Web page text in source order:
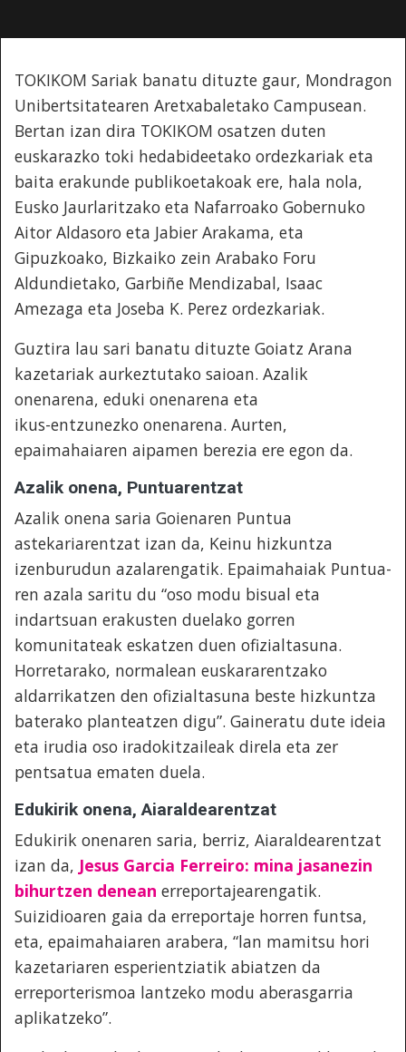
TOKIKOM Sariak banatu dituzte gaur, Mondragon
Unibertsitatearen Aretxabaletako Campusean.
Bertan izan dira TOKIKOM osatzen duten
euskarazko toki hedabideetako ordezkariak eta
baita erakunde publikoetakoak ere, hala nola,
Eusko Jaurlaritzako eta Nafarroako Gobernuko
Aitor Aldasoro eta Jabier Arakama, eta
Gipuzkoako, Bizkaiko zein Arabako Foru
Aldundietako, Garbiñe Mendizabal, Isaac
Amezaga eta Joseba K. Perez ordezkariak.
Guztira lau sari banatu dituzte Goiatz Arana
kazetariak aurkeztutako saioan. Azalik
onenarena, eduki onenarena eta
ikus-entzunezko onenarena. Aurten,
epaimahaiaren aipamen berezia ere egon da.
Azalik onena, Puntuarentzat
Azalik onena saria Goienaren Puntua
astekariarentzat izan da, Keinu hizkuntza
izenburudun azalarengatik. Epaimahaiak Puntua-
ren azala saritu du “oso modu bisual eta
indartsuan erakusten duelako gorren
komunitateak eskatzen duen ofizialtasuna.
Horretarako, normalean euskararentzako
aldarrikatzen den ofizialtasuna beste hizkuntza
baterako planteatzen digu”. Gaineratu dute ideia
eta irudia oso iradokitzaileak direla eta zer
pentsatua ematen duela.
Edukirik onena, Aiaraldearentzat
Edukirik onenaren saria, berriz, Aiaraldearentzat
izan da, Jesus Garcia Ferreiro: mina jasanezin
bihurtzen denean erreportajearengatik.
Suizidioaren gaia da erreportaje horren funtsa,
eta, epaimahaiaren arabera, “lan mamitsu hori
kazetariaren esperientziatik abiatzen da
erreporterismoa lantzeko modu aberasgarria
aplikatzeko”.